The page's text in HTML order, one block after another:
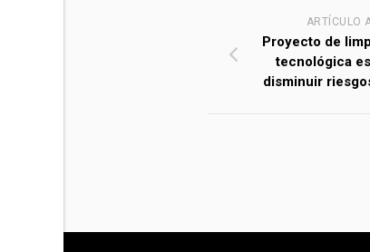
ARTÍCULO
Proyecto de
tecnológica
disminuir